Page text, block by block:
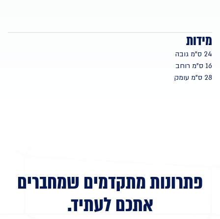
מידות
24 ס”מ גובה
16 ס”מ רוחב
28 ס”מ עומק
פתרונות מתקדמים שמחברים
אתכם לעתיד.